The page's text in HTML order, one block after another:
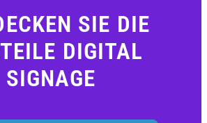
SIE DIE
DIGITAL
SIGNAGE